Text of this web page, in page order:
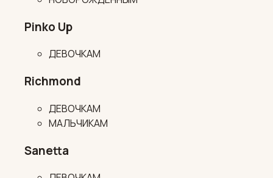
Pinko Up
ДЕВОЧКАМ
Richmond
ДЕВОЧКАМ
МАЛЬЧИКАМ
Sanetta